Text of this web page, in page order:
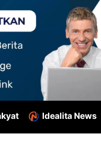
Idealita News